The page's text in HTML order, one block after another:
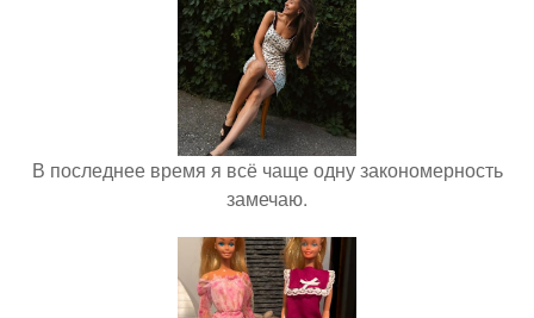
В последнее время я всё чаще одну закономерность
замечаю.